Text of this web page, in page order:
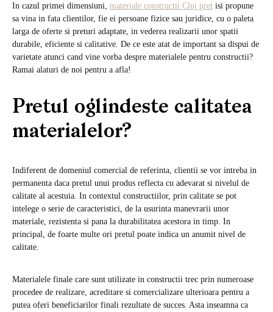
In cazul primei dimensiuni, materiale constructii Cluj pret isi propune
sa vina in fata clientilor, fie ei persoane fizice sau juridice, cu o paleta
larga de oferte si preturi adaptate, in vederea realizarii unor spatii
durabile, eficiente si calitative. De ce este atat de important sa dispui de
varietate atunci cand vine vorba despre materialele pentru constructii?
Ramai alaturi de noi pentru a afla!
Pretul oglindeste calitatea
materialelor?
Indiferent de domeniul comercial de referinta, clientii se vor intreba in
permanenta daca pretul unui produs reflecta cu adevarat si nivelul de
calitate al acestuia. In contextul constructiilor, prin calitate se pot
intelege o serie de caracteristici, de la usurinta manevrarii unor
materiale, rezistenta si pana la durabilitatea acestora in timp. In
principal, de foarte multe ori pretul poate indica un anumit nivel de
calitate.
Materialele finale care sunt utilizate in constructii trec prin numeroase
procedee de realizare, acreditare si comercializare ulterioara pentru a
putea oferi beneficiarilor finali rezultate de succes. Asta inseamna ca